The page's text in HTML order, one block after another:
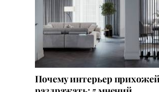
Почему интерьер